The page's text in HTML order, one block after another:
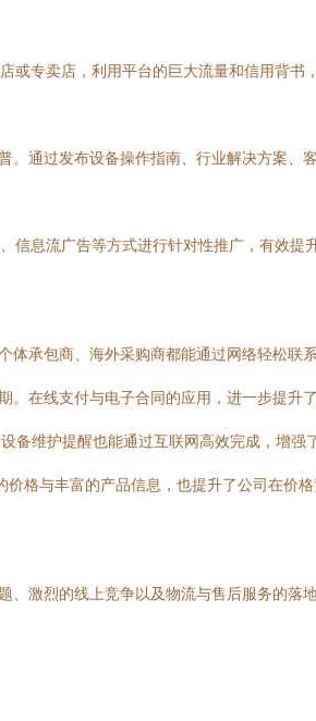
或专卖店，利用平台的巨大流量和信用背书
。通过发布设备操作指南、行业解决方案、
信息流广告等方式进行针对性推广，有效提
承包商、海外采购商都能通过网络轻松联系
在线支付与电子合同的应用，进一步提升
备维护提醒也能通过互联网高效完成，增强
格与丰富的产品信息，也提升了公司在价格
激烈的线上竞争以及物流与售后服务的落